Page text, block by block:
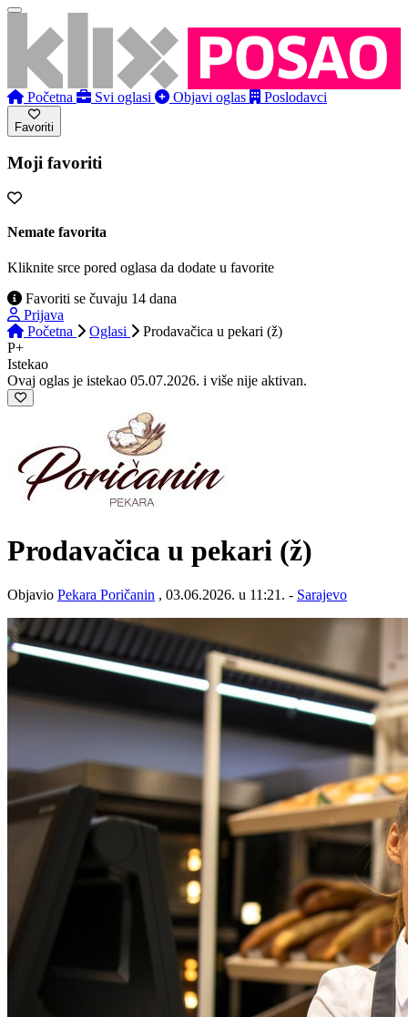
Početna Svi oglasi Objavi oglas Poslodavci
Favoriti
Moji favoriti
Nemate favorita
Kliknite srce pored oglasa da dodate u favorite
Favoriti se čuvaju 14 dana
Prijava
Početna
Oglasi
Prodavačica u pekari (ž)
P+
Istekao
Ovaj oglas je istekao 05.07.2026. i više nije aktivan.
Prodavačica u pekari (ž)
Objavio Pekara Poričanin , 03.06.2026. u 11:21. - Sarajevo